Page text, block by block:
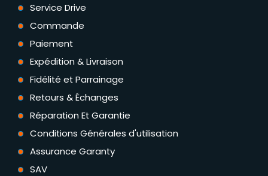
Service Drive
Commande
Paiement
Expédition & Livraison
Fidélité et Parrainage
Retours & Échanges
Réparation Et Garantie
Conditions Générales d'utilisation
Assurance Garanty
SAV